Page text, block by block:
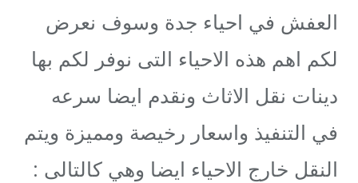
العفش في احياء جدة وسوف نعرض
لكم اهم هذه الاحياء التى نوفر لكم بها
دينات نقل الاثاث ونقدم ايضا سرعه
في التنفيذ واسعار رخيصة ومميزة ويتم
النقل خارج الاحياء ايضا وهي كالتالى :